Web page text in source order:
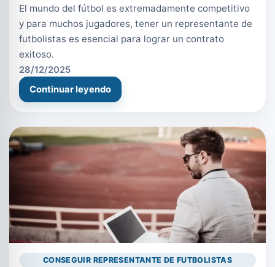
El mundo del fútbol es extremadamente competitivo
y para muchos jugadores, tener un representante de
futbolistas es esencial para lograr un contrato
exitoso.
28/12/2025
Continuar leyendo
CONSEGUIR REPRESENTANTE DE FUTBOLISTAS